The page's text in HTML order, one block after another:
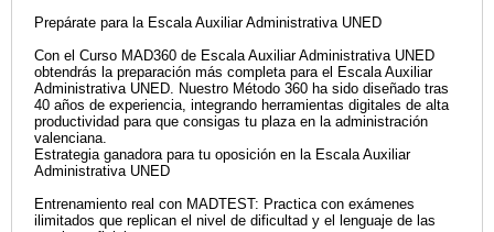
Prepárate para la Escala Auxiliar Administrativa UNED
Con el Curso MAD360 de Escala Auxiliar Administrativa UNED
obtendrás la preparación más completa para el Escala Auxiliar
Administrativa UNED. Nuestro Método 360 ha sido diseñado tras
40 años de experiencia, integrando herramientas digitales de alta
productividad para que consigas tu plaza en la administración
valenciana.
Estrategia ganadora para tu oposición en la Escala Auxiliar
Administrativa UNED
Entrenamiento real con MADTEST: Practica con exámenes
ilimitados que replican el nivel de dificultad y el lenguaje de las